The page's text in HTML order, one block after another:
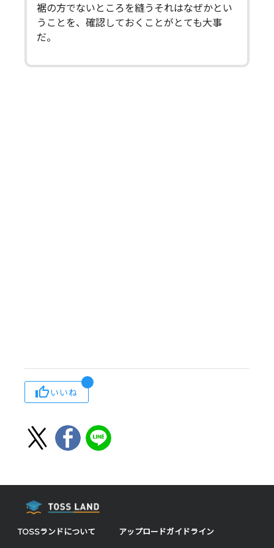
裾の方でないところを縫うそれはなぜかとい
うことを、確認しておくことがとても大事
だ。
いいね
TOSSランドについて アップロードガイドライン